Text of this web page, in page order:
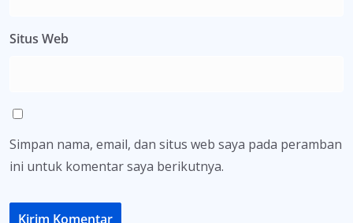
Situs Web
Simpan nama, email, dan situs web saya pada peramban
ini untuk komentar saya berikutnya.